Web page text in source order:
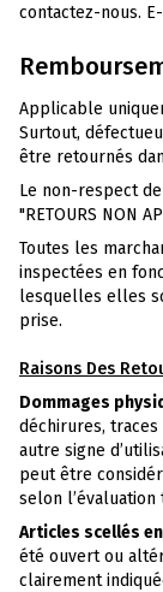
contactez-nous.
Applicable
Surtout,
être retournés
Le non-respect
"RETOURS NON
Toutes les
inspectées en
lesquelles elles
prise.
Raisons Des
Dommages
déchirures,
autre signe
peut être
selon l’évaluation
Articles scellés
été ouvert ou
clairement